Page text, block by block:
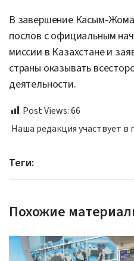
В завершение Касым-
послов с официальным
миссии в Казахстане и
страны оказывать
деятельности.
Post Views:66
Наша редакция участвует в
Теги:
Похожие